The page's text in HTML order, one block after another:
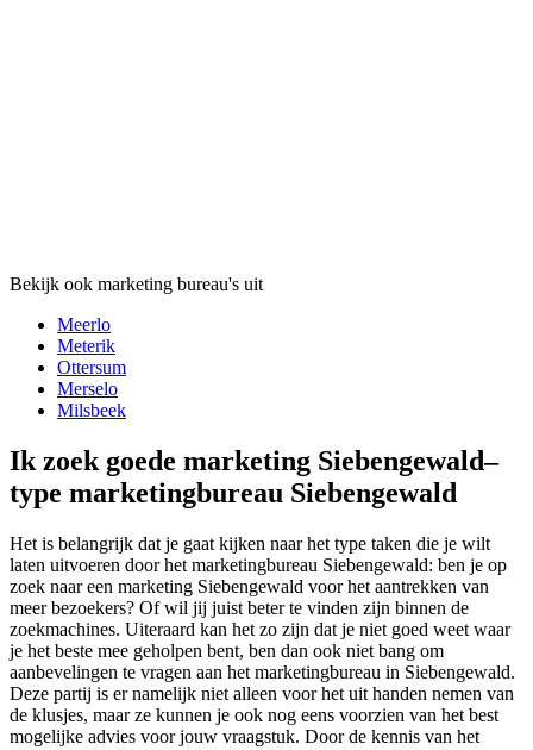
Bekijk ook marketing bureau's uit
Meerlo
Meterik
Ottersum
Merselo
Milsbeek
Ik zoek goede marketing Siebengewald–
type marketingbureau Siebengewald
Het is belangrijk dat je gaat kijken naar het type taken die je wilt
laten uitvoeren door het marketingbureau Siebengewald: ben je op
zoek naar een marketing Siebengewald voor het aantrekken van
meer bezoekers? Of wil jij juist beter te vinden zijn binnen de
zoekmachines. Uiteraard kan het zo zijn dat je niet goed weet waar
je het beste mee geholpen bent, ben dan ook niet bang om
aanbevelingen te vragen aan het marketingbureau in Siebengewald.
Deze partij is er namelijk niet alleen voor het uit handen nemen van
de klusjes, maar ze kunnen je ook nog eens voorzien van het best
mogelijke advies voor jouw vraagstuk. Door de kennis van het